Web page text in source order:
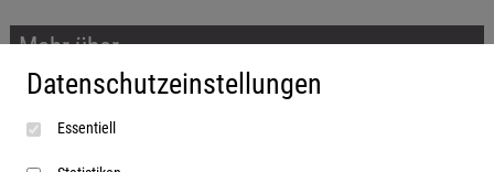
Mehr über...
Impressum
AGB
Datenschutzerklärung
Datenschutzeinstellungen
Essentiell